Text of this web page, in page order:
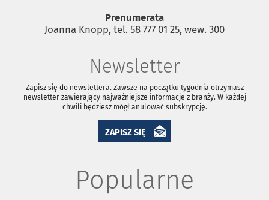
Prenumerata
Joanna Knopp, tel. 58 777 01 25, wew. 300
Newsletter
Zapisz się do newslettera. Zawsze na początku tygodnia otrzymasz
newsletter zawierający najważniejsze informacje z branży. W każdej
chwili będziesz mógł anulować subskrypcję.
ZAPISZ SIĘ
Popularne